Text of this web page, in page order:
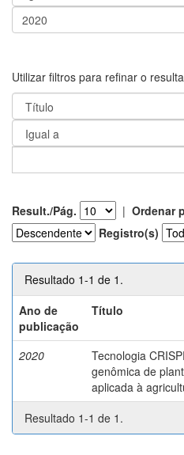
Utilizar filtros para refinar o
Result./Pág. | Ordenar
Registro(s)
Resultado 1-1 de 1.
Ano de
publicação
Título
2020
Tecnologia
genômica de
aplicada à
Resultado 1-1 de 1.